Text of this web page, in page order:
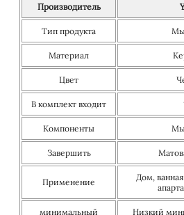
Производитель
Тип продукта
Материал
Цвет
В комплект входит
Компоненты
Завершить
Применение
Дом,
минимальный
Низкий